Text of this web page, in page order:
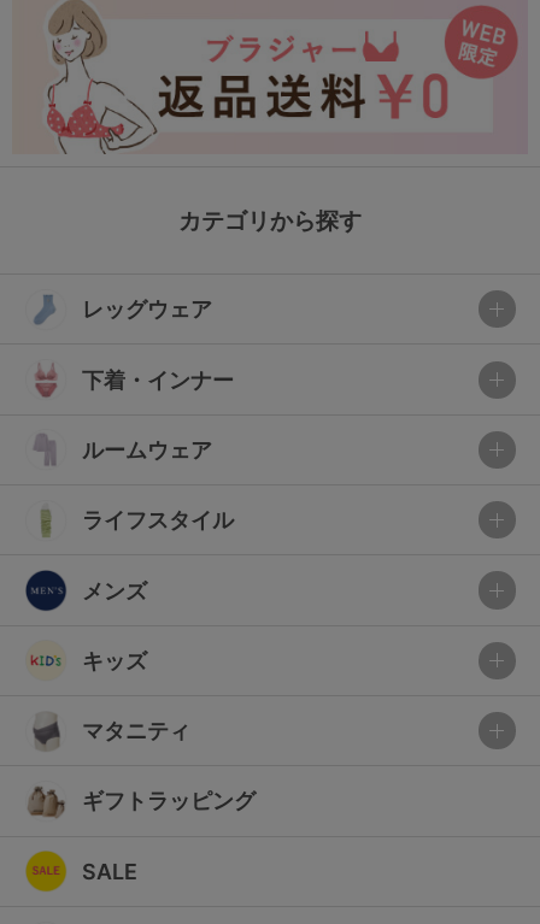
カテゴリから探す
レッグウェア
下着・インナー
ルームウェア
ライフスタイル
メンズ
キッズ
マタニティ
ギフトラッピング
SALE